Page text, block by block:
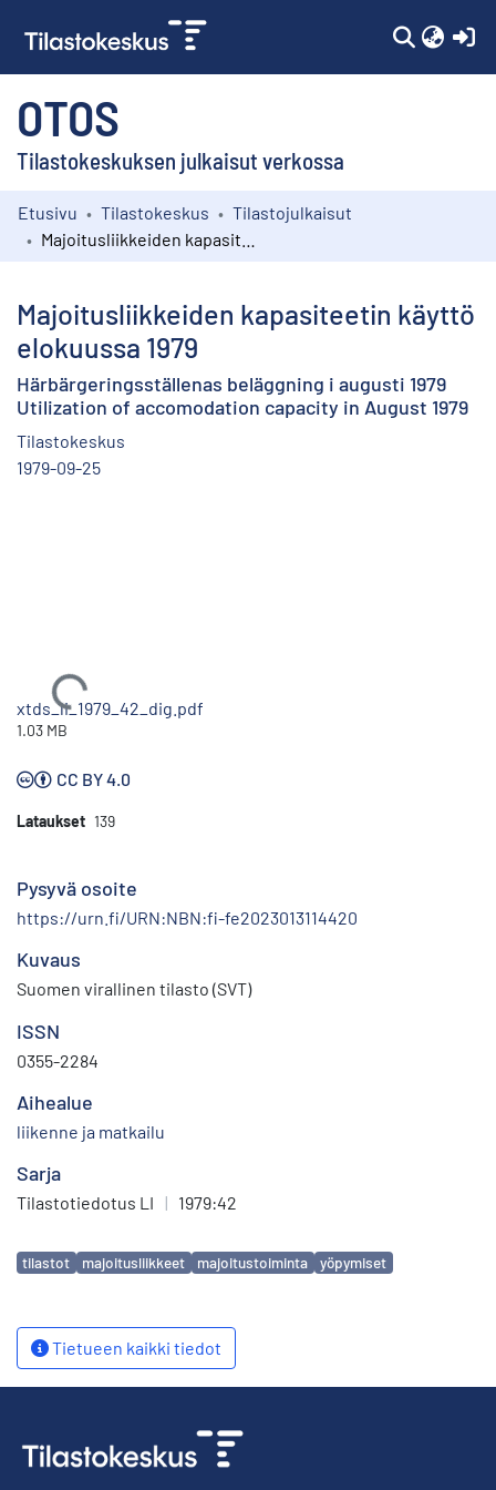
OTOS
Tilastokeskuksen julkaisut verkossa
Kokoelmat
Etusivu Tilastokeskus
Tilastojulkaisut
Majoitusliikkeiden kapasiteetin käyttö
elokuussa 1979
Härbärgeringsställenas beläggning i augusti 1979
Utilization of accomodation capacity in August 1979
Tilastokeskus
1979-09-25
Ladataan...
xtds_li_1979_42_dig.pdf
1.03 MB
CC BY 4.0
Lataukset 139
Pysyvä osoite
https://urn.fi/URN:NBN:fi-fe2023013114420
Kuvaus
Suomen virallinen tilasto (SVT)
ISSN
0355-2284
Aihealue
liikenne ja matkailu
Sarja
Tilastotiedotus LI | 1979:42
Avainsanat
tilastot majoitusliikkeet majoitustoiminta yöpymiset
Tietueen kaikki tiedot